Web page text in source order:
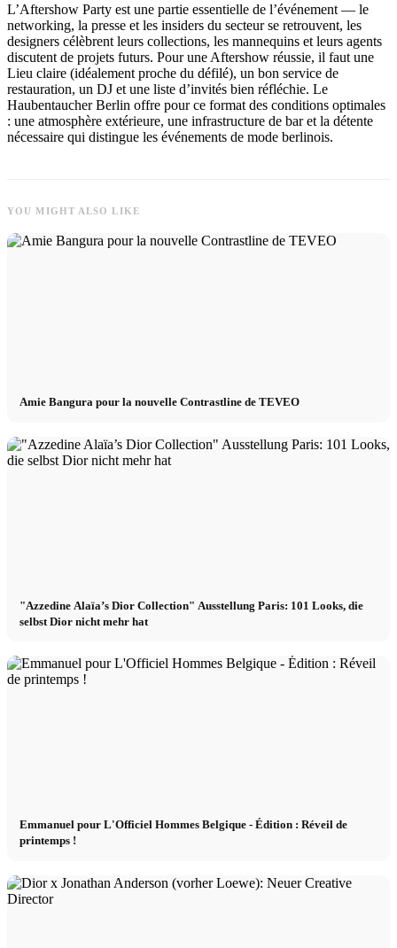
L’Aftershow Party est une partie essentielle de l’événement — le
networking, la presse et les insiders du secteur se retrouvent, les
designers célèbrent leurs collections, les mannequins et leurs agents
discutent de projets futurs. Pour une Aftershow réussie, il faut une
Lieu claire (idéalement proche du défilé), un bon service de
restauration, un DJ et une liste d’invités bien réfléchie. Le
Haubentaucher Berlin offre pour ce format des conditions optimales
: une atmosphère extérieure, une infrastructure de bar et la détente
nécessaire qui distingue les événements de mode berlinois.
YOU MIGHT ALSO LIKE
Amie Bangura pour la nouvelle Contrastline de TEVEO
"Azzedine Alaïa’s Dior Collection" Ausstellung Paris: 101 Looks, die
selbst Dior nicht mehr hat
Emmanuel pour L'Officiel Hommes Belgique - Édition : Réveil de
printemps !